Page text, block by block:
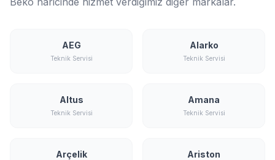
AEG
Teknik Servisi
Alarko
Teknik Servisi
Altus
Teknik Servisi
Amana
Teknik Servisi
Arçelik Ariston